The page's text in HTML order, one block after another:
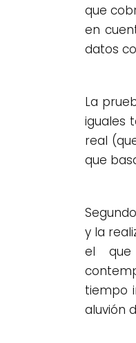
que
en
datos
La
iguales
real
que
y la
el que
tiempo
aluvión